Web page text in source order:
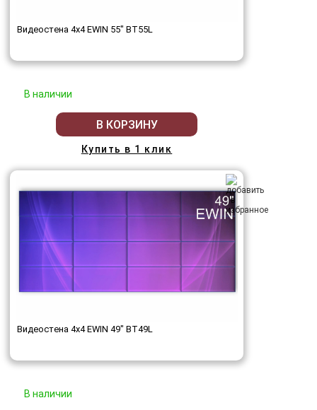
Видеостена 4x4 EWIN 55" BT55L
В наличии
В КОРЗИНУ
Купить в 1 клик
Видеостена 4x4 EWIN 49" BT49L
В наличии